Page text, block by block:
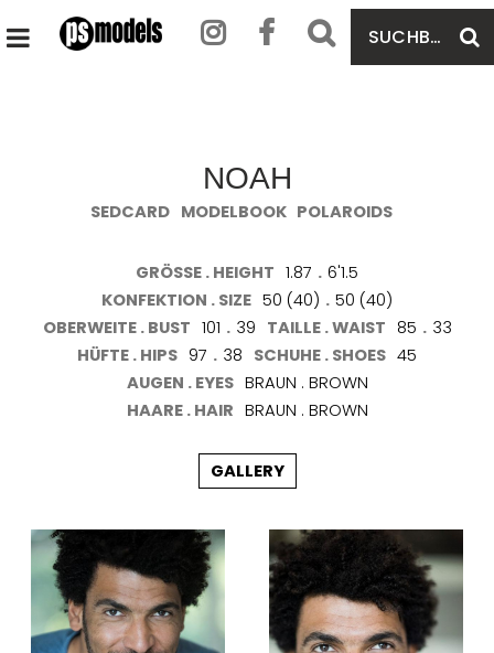
SUCHBEGRIFF
EINGEBEN
HAUPTMENÜ
NOAH
SEDCARD MODELBOOK POLAROIDS
GRÖSSE . HEIGHT 1.87 . 6'1.5
KONFEKTION . SIZE 50 (40) . 50 (40)
OBERWEITE . BUST 101 . 39 TAILLE . WAIST 85 . 33
HÜFTE . HIPS 97 . 38 SCHUHE . SHOES 45
AUGEN . EYES BRAUN . BROWN
HAARE . HAIR BRAUN . BROWN
GALLERY